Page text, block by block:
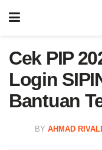
Cek PIP
Login
Bantuan
BY AHMAD